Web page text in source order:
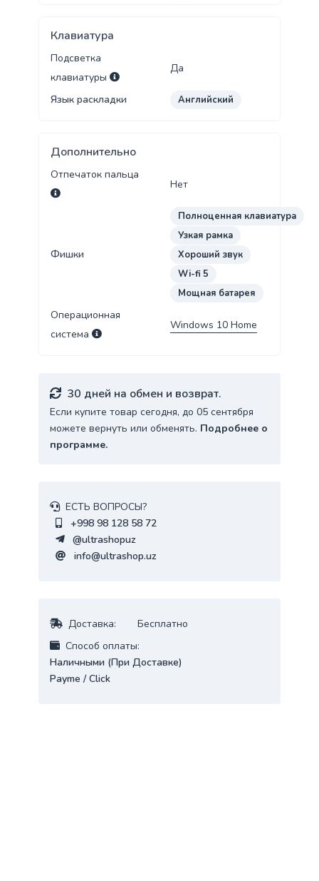
Клавиатура
Подсветка
клавиатуры
Да
Язык раскладки Английский
Дополнительно
Отпечаток пальца
Нет
Фишки
Полноценная клавиатура
Узкая рамка
Хороший звук
Wi-fi 5
Мощная батарея
Операционная
система
Windows 10 Home
30 дней на обмен и возврат.
Если купите товар сегодня, до 05 сентября
можете вернуть или обменять. Подробнее о
программе.
ЕСТЬ ВОПРОСЫ?
+998 98 128 58 72
@ultrashopuz
info@ultrashop.uz
Доставка:
Бесплатно
Cпособ оплаты:
Наличными (При Доставке)
Payme / Click